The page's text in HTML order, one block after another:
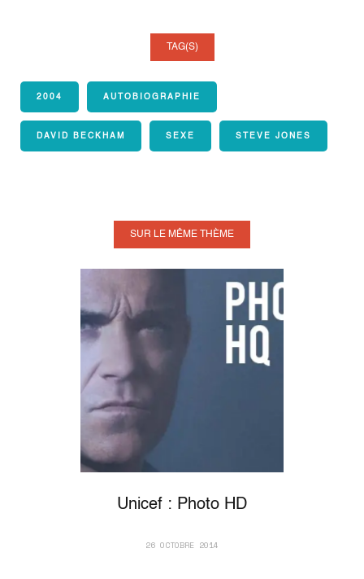
TAG(S)
2004 AUTOBIOGRAPHIE
DAVID BECKHAM SEXE STEVE JONES
SUR LE MÊME THÈME
Unicef : Photo HD
26 OCTOBRE 2014